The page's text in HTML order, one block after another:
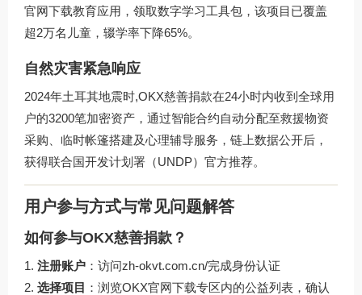
官网下载教育应用，领取数字学习工具包，该项目已覆盖
超2万名儿童，辍学率下降65%。
自然灾害紧急响应
2024年土耳其地震时,OKX慈善捐款在24小时内收到全球用
户的3200笔加密资产，通过智能合约自动分配至救援物资
采购、临时帐篷搭建及心理辅导服务，链上数据公开后，
获得联合国开发计划署（UNDP）官方推荐。
用户参与方式与常见问题解答
如何参与OKX慈善捐款？
注册账户 ：访问zh-okvt.com.cn/完成身份认证
选择项目 ：浏览OKX官网下载专区内的公益列表，确认